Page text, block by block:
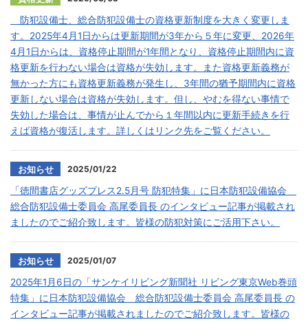
防犯設備士、総合防犯設備士の資格更新制度を大きく変更しま
す。2025年4月1日からは更新期間が3年から５年に変更、2026年
4月1日からは、資格停止期間が1年間となり、資格停止期間内に資
格更新を行わない場合は資格が失効します。また資格更新義務が
無かった方にも資格更新義務が発生し、3年間の猶予期間内に資格
更新しない場合は資格が失効します。但し、やむを得ない事情で
失効した場合は、事情が止んでから１年間以内に更新手続きを行
えば資格が復活します。詳しくはリンク先をご覧ください。
2025/01/22
お知らせ
「徳間書店グッズプレス2.5月号 防犯特集」に日本防犯設備協会
総合防犯設備士委員会 高尾委員長 のインタビュー記事が掲載され
ましたのでご紹介致します。皆様の防犯対策にご活用下さい。
2025/01/07
お知らせ
2025年1月6日の「サンケイリビング新聞社 リビング東京Web巻頭
特集」に日本防犯設備協会 総合防犯設備士委員会 高尾委員長 の
インタビュー記事が掲載されましたのでご紹介致します。皆様の